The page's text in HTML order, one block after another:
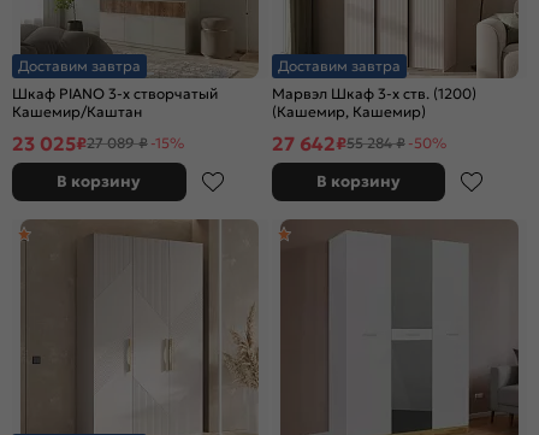
Доставим завтра
Шкаф PIANO 3-х створчатый
Кашемир/Каштан
23 025₽27 089 ₽ -15%
В корзину
Доставим завтра
Марвэл Шкаф 3-х ств. (1200)
(Кашемир, Кашемир)
27 642₽55 284 ₽ -50%
В корзину